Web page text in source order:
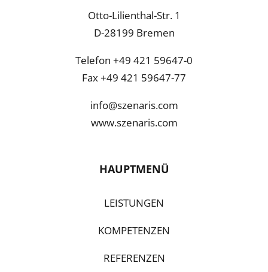
Otto-Lilienthal-Str. 1
D-28199 Bremen
Telefon +49 421 59647-0
Fax +49 421 59647-77
info@szenaris.com
www.szenaris.com
HAUPTMENÜ
LEISTUNGEN
KOMPETENZEN
REFERENZEN